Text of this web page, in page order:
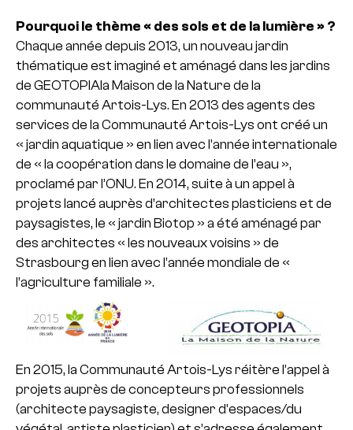
Pourquoi le thème « des sols et de la lumière » ?
Chaque année depuis 2013, un nouveau jardin
thématique est imaginé et aménagé dans les jardins
de GEOTOPIAla Maison de la Nature de la
communauté Artois-Lys. En 2013 des agents des
services de la Communauté Artois-Lys ont créé un
« jardin aquatique » en lien avec l’année internationale
de « la coopération dans le domaine de l’eau »,
proclamé par l’ONU. En 2014, suite à un appel à
projets lancé auprès d’architectes plasticiens et de
paysagistes, le « jardin Biotop » a été aménagé par
des architectes « les nouveaux voisins » de
Strasbourg en lien avec l’année mondiale de «
l’agriculture familiale ».
En 2015, la Communauté Artois-Lys réitère l’appel à
projets auprès de concepteurs professionnels
(architecte paysagiste, designer d’espaces/du